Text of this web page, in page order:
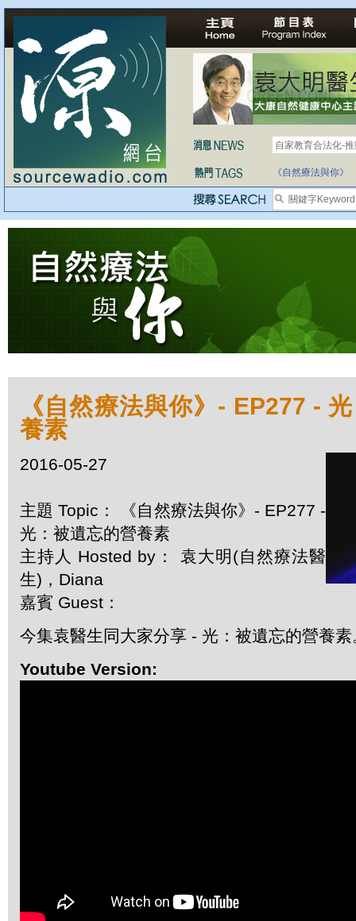
自家教育合法化-
《自然療法與你》
《自然療法與你》- EP277 -
養素
2016-05-27
主題 Topic： 《自然療法與你》- EP277 -
光：被遺忘的營養素
主持人 Hosted by： 袁大明(自然療法醫
生)，Diana
嘉賓 Guest：
今集袁醫生同大家分享 - 光：被遺忘的營養素
Youtube Version: